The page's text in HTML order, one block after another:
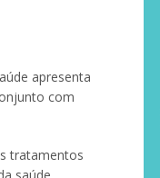
apresenta
com
tratamentos
saúde.